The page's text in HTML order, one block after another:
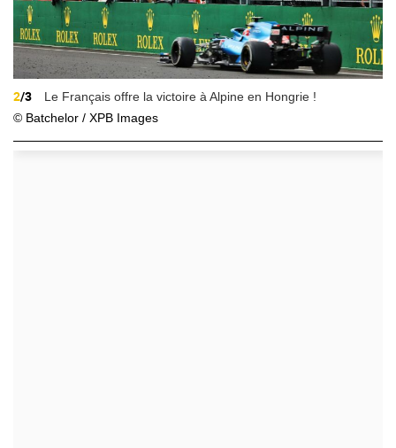
2/3
Le Français offre la victoire à Alpine en Hongrie !
© Batchelor / XPB Images